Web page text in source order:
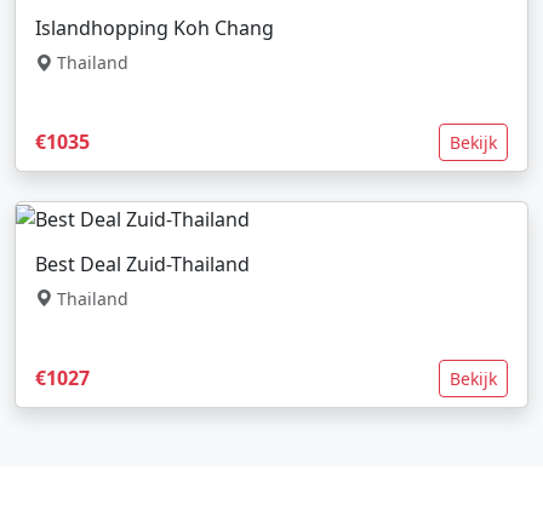
Islandhopping Koh Chang
Thailand
€1035 Bekijk
Best Deal Zuid-Thailand
Thailand
€1027 Bekijk